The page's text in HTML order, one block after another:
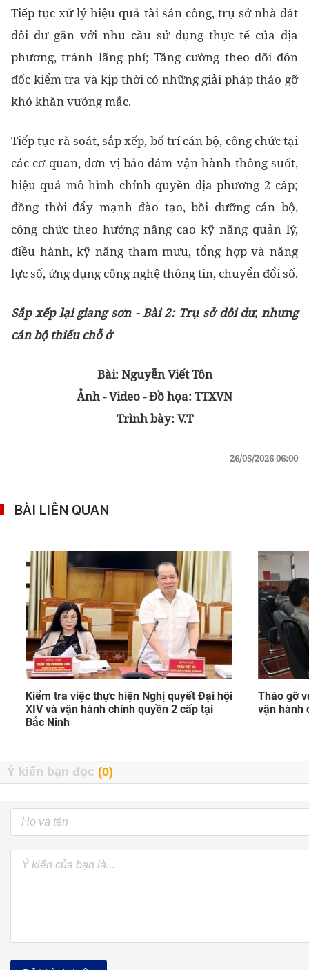
Tiếp tục xử lý hiệu quả tài sản công, trụ sở nhà đất
dôi dư gắn với nhu cầu sử dụng thực tế của địa
phương, tránh lãng phí; Tăng cường theo dõi đôn
đốc kiểm tra và kịp thời có những giải pháp tháo gỡ
khó khăn vướng mắc.
Tiếp tục rà soát, sắp xếp, bố trí cán bộ, công chức tại
các cơ quan, đơn vị bảo đảm vận hành thông suốt,
hiệu quả mô hình chính quyền địa phương 2 cấp;
đồng thời đẩy mạnh đào tạo, bồi dưỡng cán bộ,
công chức theo hướng nâng cao kỹ năng quản lý,
điều hành, kỹ năng tham mưu, tổng hợp và năng
lực số, ứng dụng công nghệ thông tin, chuyển đổi số.
Sắp xếp lại giang sơn - Bài 2: Trụ sở dôi dư, nhưng
cán bộ thiếu chỗ ở
Bài: Nguyễn Viết Tôn
Ảnh - Video - Đồ họa: TTXVN
Trình bày: V.T
26/05/2026 06:00
BÀI LIÊN QUAN
Kiểm tra việc thực hiện Nghị quyết Đại hội
XIV và vận hành chính quyền 2 cấp tại
Bắc Ninh
Tháo gỡ
vận hành